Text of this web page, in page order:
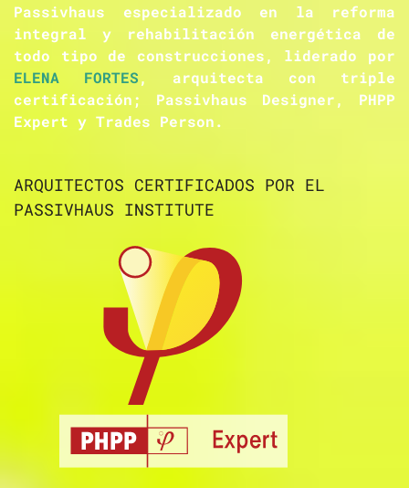
Passivhaus especializado en la reforma
integral y rehabilitación energética de
todo tipo de construcciones, liderado por
ELENA FORTES, arquitecta con triple
certificación; Passivhaus Designer, PHPP
Expert y Trades Person.
ARQUITECTOS CERTIFICADOS POR EL
PASSIVHAUS INSTITUTE